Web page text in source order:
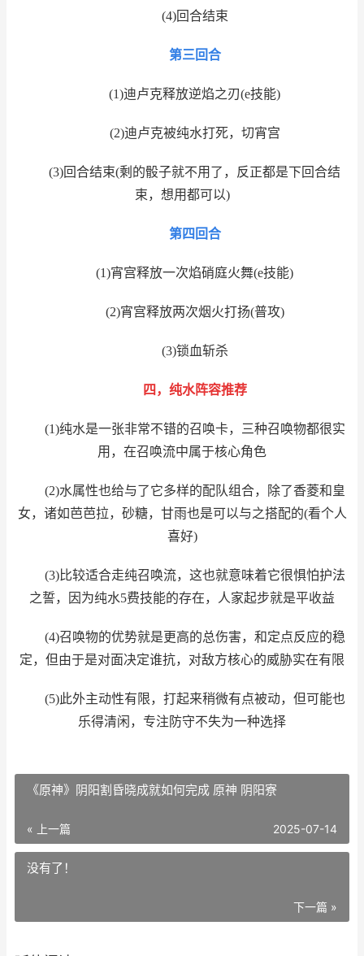
(4)回合结束
第三回合
(1)迪卢克释放逆焰之刃(e技能)
(2)迪卢克被纯水打死，切宵宫
(3)回合结束(剩的骰子就不用了，反正都是下回合结
束，想用都可以)
第四回合
(1)宵宫释放一次焰硝庭火舞(e技能)
(2)宵宫释放两次烟火打扬(普攻)
(3)锁血斩杀
四，纯水阵容推荐
(1)纯水是一张非常不错的召唤卡，三种召唤物都很实
用，在召唤流中属于核心角色
(2)水属性也给与了它多样的配队组合，除了香菱和皇
女，诸如芭芭拉，砂糖，甘雨也是可以与之搭配的(看个人
喜好)
(3)比较适合走纯召唤流，这也就意味着它很惧怕护法
之誓，因为纯水5费技能的存在，人家起步就是平收益
(4)召唤物的优势就是更高的总伤害，和定点反应的稳
定，但由于是对面决定谁抗，对敌方核心的威胁实在有限
(5)此外主动性有限，打起来稍微有点被动，但可能也
乐得清闲，专注防守不失为一种选择
《原神》阴阳割昏晓成就如何完成 原神 阴阳寮
« 上一篇 2025-07-14
没有了！
下一篇 »